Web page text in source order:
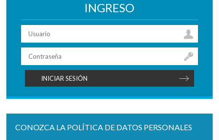
INGRESO
CONOZCA LA POLÍTICA DE DATOS PERSONALES